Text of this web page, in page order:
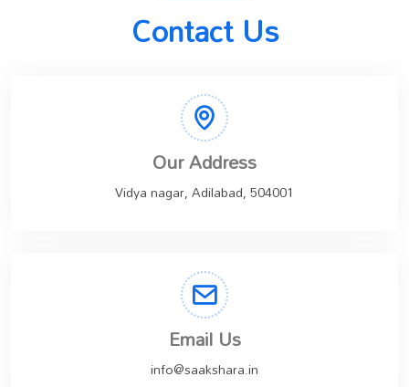
Contact Us
Our Address
Vidya nagar, Adilabad, 504001
Email Us
info@saakshara.in